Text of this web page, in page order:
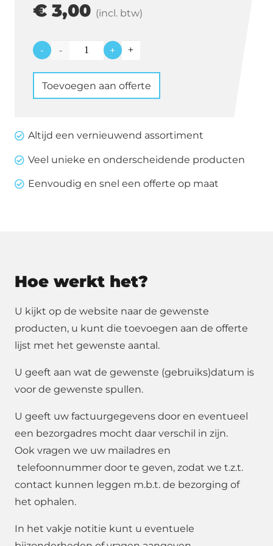
€ 3,00 (incl. btw)
-
Trendy
stoel
June
+
Toevoegen aan offerte
Altijd een vernieuwend assortiment
Veel unieke en onderscheidende producten
Eenvoudig en snel een offerte op maat
Hoe werkt het?
U kijkt op de website naar de gewenste
producten, u kunt die toevoegen aan de offerte
lijst met het gewenste aantal.
U geeft aan wat de gewenste (gebruiks)datum is
voor de gewenste spullen.
U geeft uw factuurgegevens door en eventueel
een bezorgadres mocht daar verschil in zijn.
Ook vragen we uw mailadres en
telefoonnummer door te geven, zodat we t.z.t.
contact kunnen leggen m.b.t. de bezorging of
het ophalen.
In het vakje notitie kunt u eventuele